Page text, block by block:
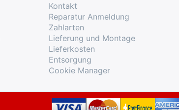
Kontakt
Reparatur Anmeldung
Zahlarten
Lieferung und Montage
Lieferkosten
Entsorgung
Cookie Manager